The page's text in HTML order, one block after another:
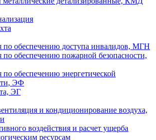
по обеспечению доступа инвалидов, МГН
обеспечению пожарной безопасности,
обеспечению энергетической
ЭФ
ЭГ
и кондиционирование воздуха,
воздействия и расчет ущерба
ресурсам